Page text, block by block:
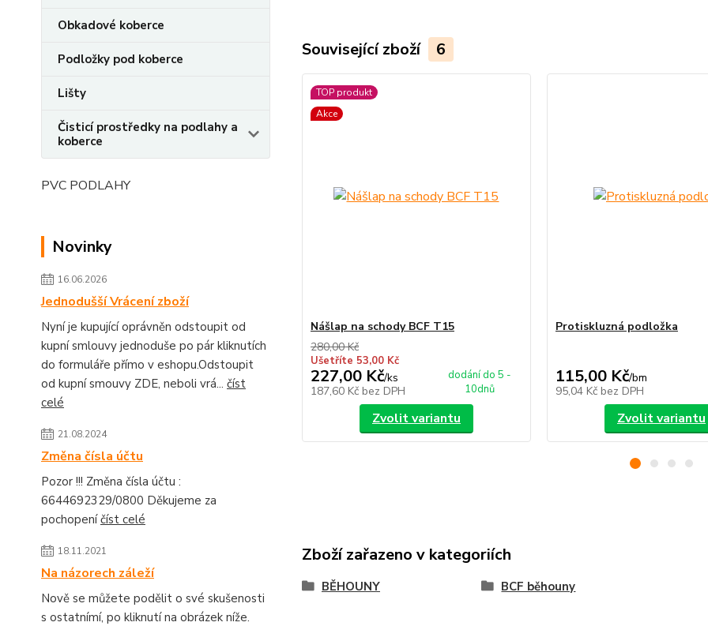
Obkadové koberce
Podložky pod koberce
Lišty
Čisticí prostředky na podlahy a
koberce
PVC PODLAHY
Novinky
16.06.2026
Jednodušší Vrácení zboží
Nyní je kupující oprávněn odstoupit od
kupní smlouvy jednoduše po pár kliknutích
do formuláře přímo v eshopu.Odstoupit
od kupní smouvy ZDE, neboli vrá... číst
celé
21.08.2024
Změna čísla účtu
Pozor !!! Změna čísla účtu :
6644692329/0800 Děkujeme za
pochopeníčíst celé
18.11.2021
Na názorech záleží
Nově se můžete podělit o své skušenosti
s ostatnímí, po kliknutí na obrázek níže.
Související zboží 6
TOP produkt
Akce
Nášlap na schody BCF T15
280,00 Kč
Ušetříte 53,00 Kč
227,00 Kč/ks
187,60 Kč bez DPH
dodání do 5 -
10dnů
Zvolit variantu
Protiskluzná podložka
115,00 Kč/bm
95,04 Kč bez DPH
Zvolit variantu
Zboží zařazeno v kategoriích
BĚHOUNY BCF běhouny